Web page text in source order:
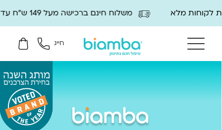
משלוח חינם ברכישה מעל 149 ש"ח עד 2 ימי עסקים
חייג